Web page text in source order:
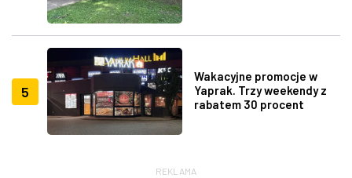
5
Wakacyjne promocje w
Yaprak. Trzy weekendy z
rabatem 30 procent
REKLAMA